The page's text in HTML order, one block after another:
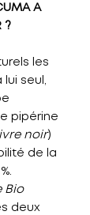
A
?
les
lui seul,
pipérine
noir)
de la
.
Bio
deux